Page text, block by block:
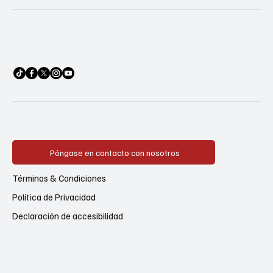
Póngase en contacto con nosotros
Política de Privacidad
Términos & Condiciones
Declaración de accesibilidad